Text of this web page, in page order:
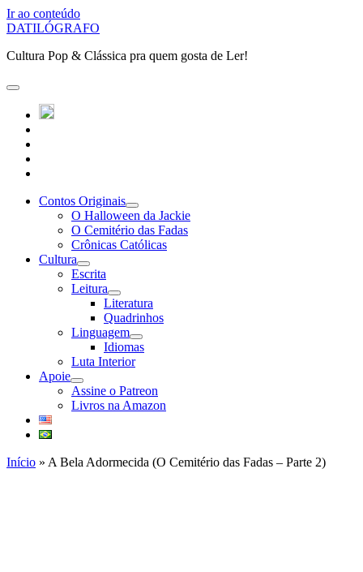
Ir ao conteúdo
DATILÓGRAFO
Cultura Pop & Clássica pra quem gosta de Ler!
abrir
menu
principal
twitter
Contos Originais
abrir
submenu
O Halloween da Jackie
O Cemitério das Fadas
Crônicas Católicas
Cultura
abrir
submenu
Escrita
Leitura
abrir
submenu
Literatura
Quadrinhos
Linguagem
abrir
submenu
Idiomas
Luta Interior
Apoie
abrir
submenu
Assine o Patreon
Livros na Amazon
Início » A Bela Adormecida (O Cemitério das Fadas – Parte 2)